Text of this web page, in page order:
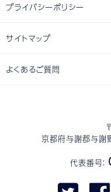
京都府与謝郡与
代表番号：
プライバシーポリシー
サイトマップ
よくあるご質問